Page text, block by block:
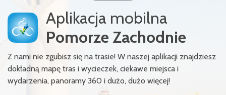
Aplikacja mobilna
Pomorze Zachodnie
Z nami nie zgubisz się na trasie! W naszej aplikacji znajdziesz
dokładną mapę tras i wycieczek, ciekawe miejsca i
wydarzenia, panoramy 360 i dużo, dużo więcej!